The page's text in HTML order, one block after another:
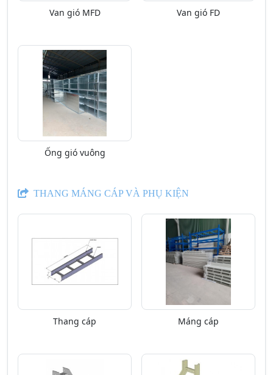
Van gió MFD Van gió FD
Ống gió vuông
THANG MÁNG CÁP VÀ PHỤ KIỆN
Thang cáp Máng cáp